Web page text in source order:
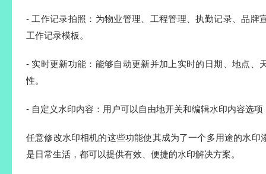
- 工作记录拍照：为物业管理、工程管理、执勤记录、品牌
工作记录模板。
- 实时更新功能：能够自动更新并加上实时的日期、地点、
性。
- 自定义水印内容：用户可以自由地开关和编辑水印内容选
任意修改水印相机的这些功能使其成为了一个多用途的水印
是日常生活，都可以提供有效、便捷的水印解决方案。